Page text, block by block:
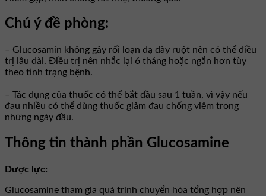
Chú ý đề phòng:
– Glucosamin không gây rối loạn dạ dày ruột nên có thể điều
trị lâu dài. Điều trị nên nhắc lại 6 tháng hoặc ngắn hơn tùy
theo tình trạng bệnh.
– Tác dụng của thuốc có thể bắt đầu sau 1 tuần, vì vậy nếu
đau nhiều có thể dùng thuốc giảm đau chống viêm trong
những ngày đầu.
Thông tin thành phần Glucosamine
Dược lực:
Glucosamine tham gia quá trình chuyển hóa tổng hợp nên